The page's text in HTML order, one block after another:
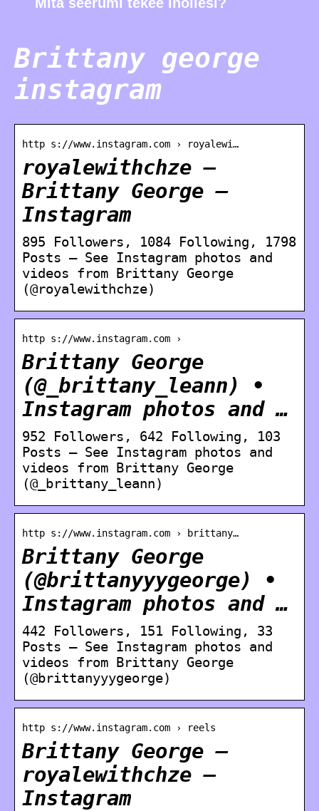
Brittany george
instagram
http s://www.instagram.com › royalewi…
royalewithchze –
Brittany George –
Instagram
895 Followers, 1084 Following, 1798
Posts – See Instagram photos and
videos from Brittany George
(@royalewithchze)
http s://www.instagram.com ›
Brittany George
(@_brittany_leann) •
Instagram photos and …
952 Followers, 642 Following, 103
Posts – See Instagram photos and
videos from Brittany George
(@_brittany_leann)
http s://www.instagram.com › brittany…
Brittany George
(@brittanyyygeorge) •
Instagram photos and …
442 Followers, 151 Following, 33
Posts – See Instagram photos and
videos from Brittany George
(@brittanyyygeorge)
http s://www.instagram.com › reels
Brittany George –
royalewithchze –
Instagram